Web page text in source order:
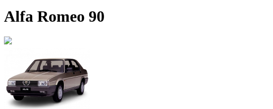
Alfa Romeo 90